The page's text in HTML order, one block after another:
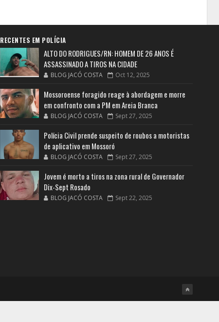
RECENTES EM POLÍCIA
ALTO DO RODRIGUES/RN: HOMEM DE 26 ANOS É
ASSASSINADO A TIROS NA CIDADE
BLOG JACÓ COSTA Oct 12, 2025
Mossoroense foragido reage à abordagem e morre
em confronto com a PM em Areia Branca
BLOG JACÓ COSTA Sept 27, 2025
Polícia Civil prende suspeito de roubos a motoristas
de aplicativo em Mossoró
BLOG JACÓ COSTA Sept 27, 2025
Jovem é morto a tiros na zona rural de Governador
Dix-Sept Rosado
BLOG JACÓ COSTA Sept 22, 2025